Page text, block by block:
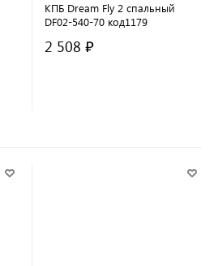
КПБ Dream Fly 2 спальный
DF02-540-70 код1179
2 508 ₽